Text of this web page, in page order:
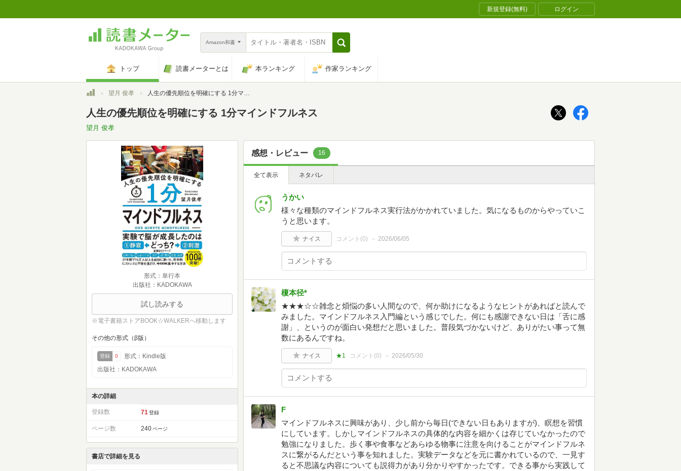
新規登録(無料) ログイン
Amazon和書
トップ 読書メーターとは 本ランキング 作家ランキング
トップ望月 俊孝 人生の優先順位を明確にする 1分マインドフルネス
人生の優先順位を明確にする 1分マインドフルネス
望月 俊孝
形式：単行本
出版社：KADOKAWA
試し読みする
※電子書籍ストアBOOK☆WALKERへ移動します
その他の形式（β版）
登録 0
形式：Kindle版
出版社：KADOKAWA
本の詳細
登録数 71 登録
ページ数 240 ページ
書店で詳細を見る
感想・レビュー 16
全て表示 ネタバレ
うかい
様々な種類のマインドフルネス実行法がかかれていました。気になるものからやっていこ
うと思います。
ナイス コメント(0) 2026/06/05
榎本径*
★★★☆☆雑念と煩悩の多い人間なので、何か助けになるようなヒントがあればと読んで
みました。マインドフルネス入門編という感じでした。何にも感謝できない日は「舌に感
謝」、というのが面白い発想だと思いました。普段気づかないけど、ありがたい事って無
数にあるんですね。
ナイス ★1 コメント(0) 2026/05/30
F
マインドフルネスに興味があり、少し前から毎日(できない日もありますが)、瞑想を習慣
にしています。しかしマインドフルネスの具体的な内容を細かくは存じていなかったので
勉強になりました。歩く事や食事などあらゆる物事に注意を向けることがマインドフルネ
スに繋がるんだという事を知れました。実験データなどを元に書かれているので、一見す
ると不思議な内容についても説得力があり分かりやすかったです。できる事から実践して